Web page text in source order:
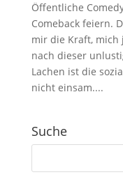
Öffentliche
Comeback feiern.
mir die Kraft,
nach dieser
Lachen ist die
nicht einsam....
Suche